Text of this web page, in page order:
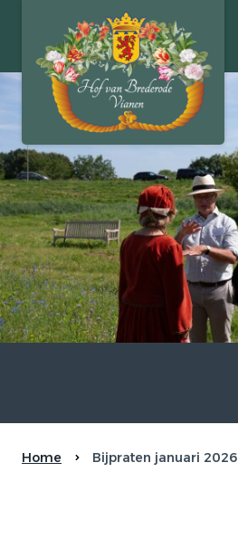
Home Bijpraten januari 2026